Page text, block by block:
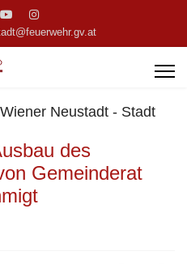
Neustadt - Stadt
des
Gemeinderat